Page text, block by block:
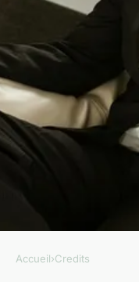
Accueil›Credits